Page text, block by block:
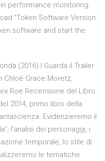
performance monitoring.
“Token Software Version
software and start the
(2016) | Guarda il Trailer
Chloë Grace Moretz,
Roe Recensione del Libro
2014, primo libro della
Evidenzieremo il
l’analisi dei personaggi, i
temporale, lo stile di
le tematiche